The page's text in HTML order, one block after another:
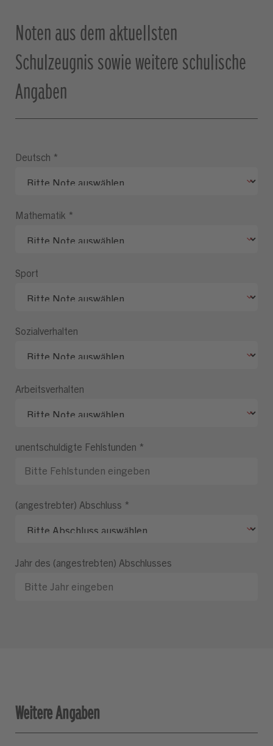
Noten aus dem aktuellsten
Schulzeugnis sowie weitere schulische
Angaben
Deutsch *
Mathematik *
Sport
Sozialverhalten
Arbeitsverhalten
unentschuldigte Fehlstunden *
(angestrebter) Abschluss *
Jahr des (angestrebten) Abschlusses
Weitere Angaben